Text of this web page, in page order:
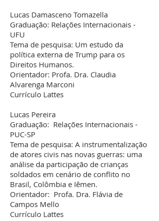
Lucas Damasceno Tomazella
Graduação: Relações Internacionais -
UFU
Tema de pesquisa: Um estudo da
política externa de Trump para os
Direitos Humanos.
Orientador: Profa. Dra. Claudia
Alvarenga Marconi
Currículo Lattes
Lucas Pereira
Graduação: Relações Internacionais -
PUC-SP
Tema de pesquisa: A instrumentalização
de atores civis nas novas guerras: uma
análise da participação de crianças
soldados em cenário de conflito no
Brasil, Colômbia e Iêmen.
Orientador: Profa. Dra. Flávia de
Campos Mello
Currículo Lattes